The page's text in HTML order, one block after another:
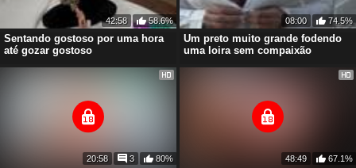
Sentando gostoso por uma hora
até gozar gostoso
42:58 58.6%
Um preto muito grande fodendo
uma loira sem compaixão
08:00 74.5%
20:58 3 80% 48:49 67.1%